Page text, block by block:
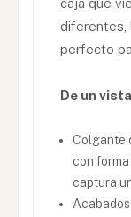
diferentes,
perfecto
De un
Colgante
con
captura